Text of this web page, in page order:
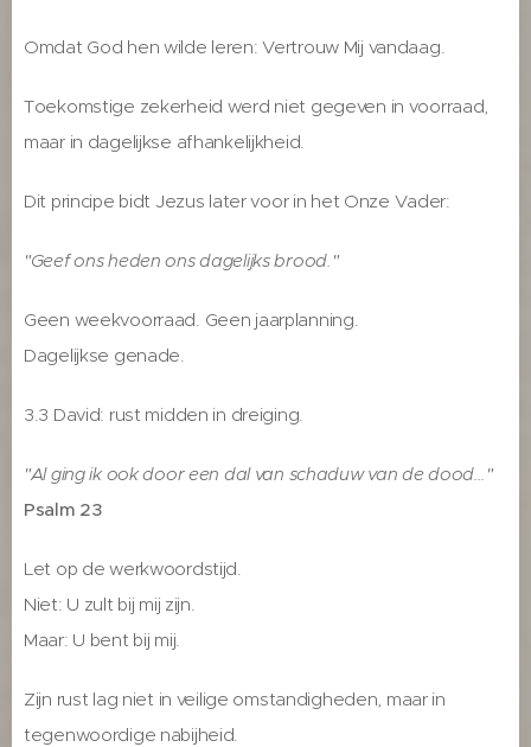
Omdat God hen wilde leren: Vertrouw Mij vandaag.
Toekomstige zekerheid werd niet gegeven in voorraad,
maar in dagelijkse afhankelijkheid.
Dit principe bidt Jezus later voor in het Onze Vader:
"Geef ons heden ons dagelijks brood."
Geen weekvoorraad. Geen jaarplanning.
Dagelijkse genade.
3.3 David: rust midden in dreiging.
"Al ging ik ook door een dal van schaduw van de dood…"
Psalm 23
Let op de werkwoordstijd.
Niet: U zult bij mij zijn.
Maar: U bent bij mij.
Zijn rust lag niet in veilige omstandigheden, maar in
tegenwoordige nabijheid.